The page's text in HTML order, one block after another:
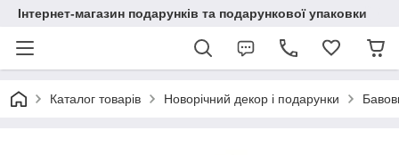
Інтернет-магазин подарунків та подарункової упаковки
Каталог товарів Новорічний декор і подарунки